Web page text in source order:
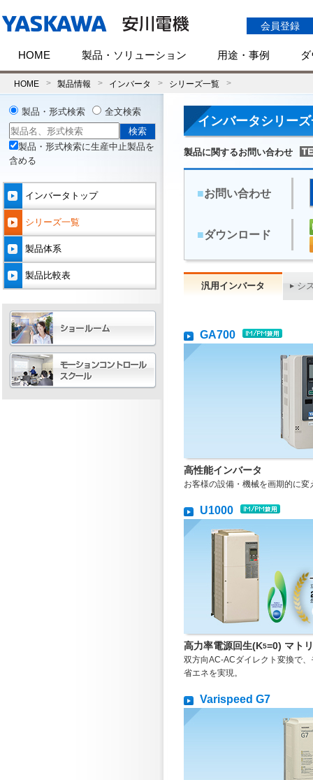
会員登録
HOME 製品・ソリューション 用途・事例
HOME 製品情報 インバータ シリーズ一覧
インバータシリー
製品に関するお問い合わせ
■お問い合わせ
■ダウンロード
汎用インバータ シ
GA700
高性能インバータ
お客様の設備・機械を画期的に変
U1000
高力率電源回生(K5=0) マト
双方向AC-ACダイレクト変換で
省エネを実現。
Varispeed G7
製品・形式検索 全文検索
製品・形式検索に生産中止製品を
含める
インバータトップ
シリーズ一覧
製品体系
製品比較表